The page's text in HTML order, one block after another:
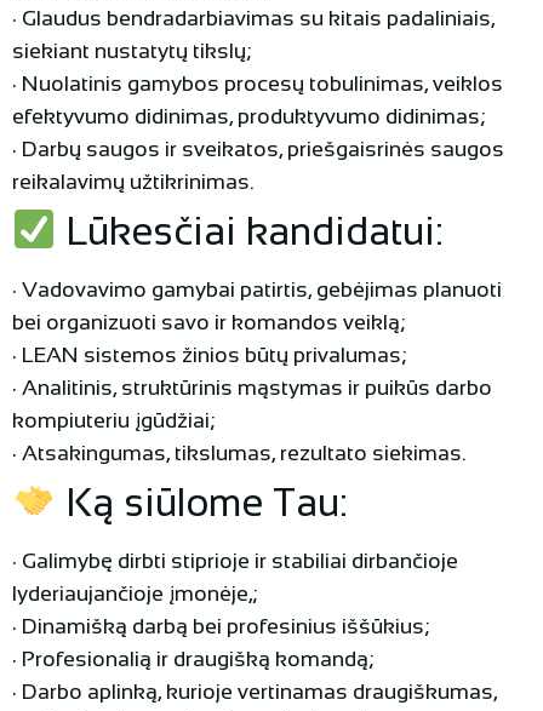
· Glaudus bendradarbiavimas su kitais padaliniais,
siekiant nustatytų tikslų;
· Nuolatinis gamybos procesų tobulinimas, veiklos
efektyvumo didinimas, produktyvumo didinimas;
· Darbų saugos ir sveikatos, priešgaisrinės saugos
reikalavimų užtikrinimas.
Lūkesčiai kandidatui:
· Vadovavimo gamybai patirtis, gebėjimas planuoti
bei organizuoti savo ir komandos veiklą;
· LEAN sistemos žinios būtų privalumas;
· Analitinis, struktūrinis mąstymas ir puikūs darbo
kompiuteriu įgūdžiai;
· Atsakingumas, tikslumas, rezultato siekimas.
Ką siūlome Tau:
· Galimybę dirbti stiprioje ir stabiliai dirbančioje
lyderiaujančioje įmonėje,;
· Dinamišką darbą bei profesinius iššūkius;
· Profesionalią ir draugišką komandą;
· Darbo aplinką, kurioje vertinamas draugiškumas,